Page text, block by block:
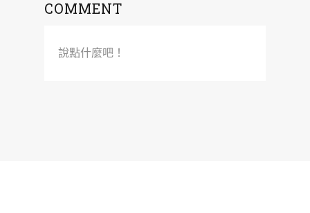
COMMENT
說點什麼吧！